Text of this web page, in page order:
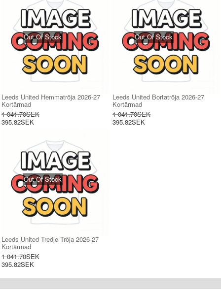
Out Of Stock
Leeds United Hemmatröja 2026-27
Kortärmad
1 041.70SEK
395.82SEK
Out Of Stock
Leeds United Bortatröja 2026-27
Kortärmad
1 041.70SEK
395.82SEK
Out Of Stock
Leeds United Tredje Tröja 2026-27
Kortärmad
1 041.70SEK
395.82SEK